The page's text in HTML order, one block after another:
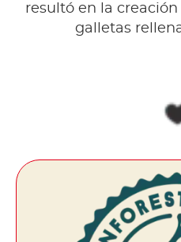
resultó en la
galletas